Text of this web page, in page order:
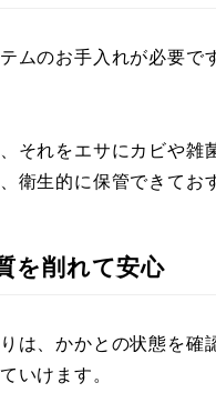
ムのお手入れが必要
それをエサにカビや雑
衛生的に保管できてお
を削れて安心
は、かかとの状態を
いけます。